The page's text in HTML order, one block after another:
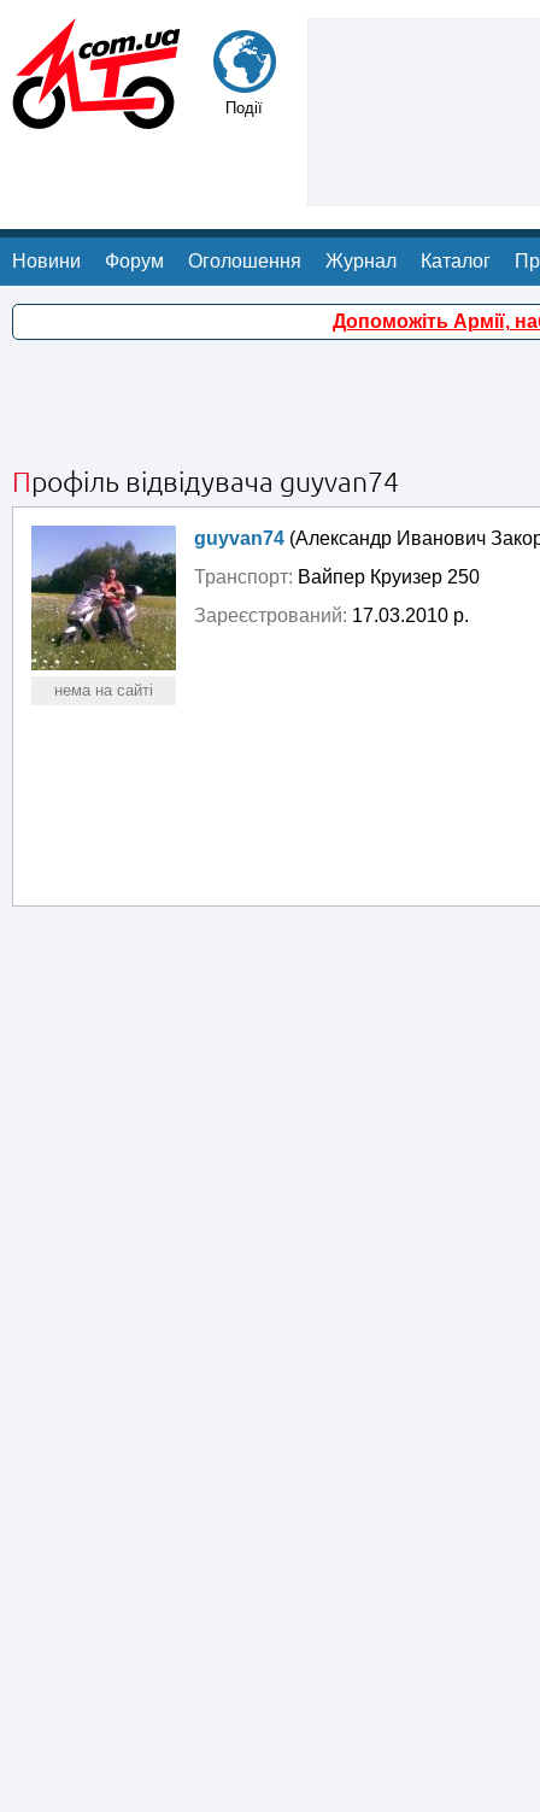
Події
Новини Форум Оголошення Журнал Каталог
Допоможіть Армії,
Профіль відвідувача guyvan74
нема на сайті
guyvan74 (Александр Иванович
Транспорт: Вайпер Круизер 250
Зареєстрований: 17.03.2010 р.